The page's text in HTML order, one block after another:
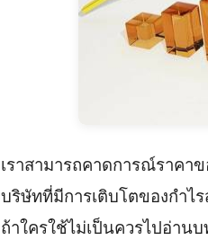
เราสามารถคาดการณ์ราคา
บริษัทที่มีการเติบโตของกำไ
ถ้าใครใช้ไม่เป็นควรไปอ่าน